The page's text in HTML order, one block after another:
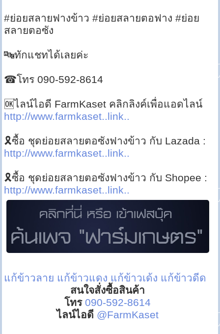
#ย่อยสลายฟางข้าว #ย่อยสลายตอฟาง #ย่อย
สลายตอซัง
🔤ทักแชทได้เลยค่ะ
☎โทร 090-592-8614
🆗ไลน์ไอดี FarmKaset คลิกลิงค์เพื่อแอดไลน์
http://www.farmkaset..link..
🎗ซื้อ ชุดย่อยสลายตอซังฟางข้าว กับ Lazada :
http://www.farmkaset..link..
🎗ซื้อ ชุดย่อยสลายตอซังฟางข้าว กับ Shopee :
http://www.farmkaset..link..
แก้ข้าวลาย แก้ข้าวแดง แก้ข้าวเด้ง แก้ข้าวดีด
สนใจสั่งซื้อสินค้า
โทร 090-592-8614
ไลน์ไอดี @FarmKaset